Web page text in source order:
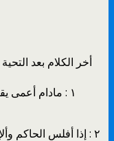
أخر الكلام بعد
١ : مادام أعمى
٢ : إذا أفلس الحاكم